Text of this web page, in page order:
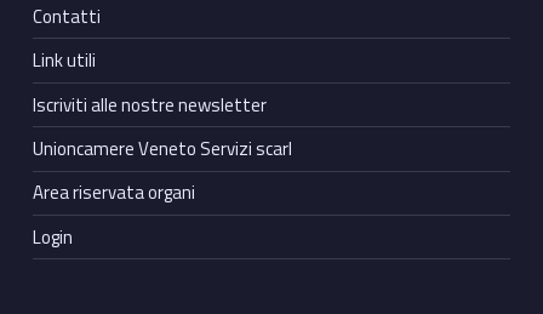
Contatti
Link utili
Iscriviti alle nostre newsletter
Unioncamere Veneto Servizi scarl
Area riservata organi
Login